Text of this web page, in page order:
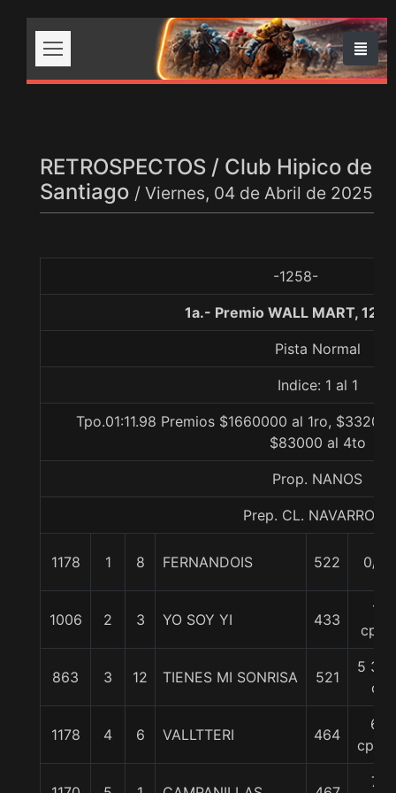
RETROSPECTOS / Club Hipico de
Santiago / Viernes, 04 de Abril de 2025
-1258-
1a.- Premio WALL MART,
Pista Normal
Indice: 1 al 1
Tpo.01:11.98 Premios $1660000 al 1ro,
$83000 al 4to
Prop. NANOS
Prep. CL. NAVARRO A.
1178 1 8 FERNANDOIS 522 0/0
1006 2 3 YO SOY YI 433
1
cpo.
863 3 12 TIENES MI SONRISA 521
5 3/4
c
1178 4 6 VALLTTERI 464
6
cpos.
7